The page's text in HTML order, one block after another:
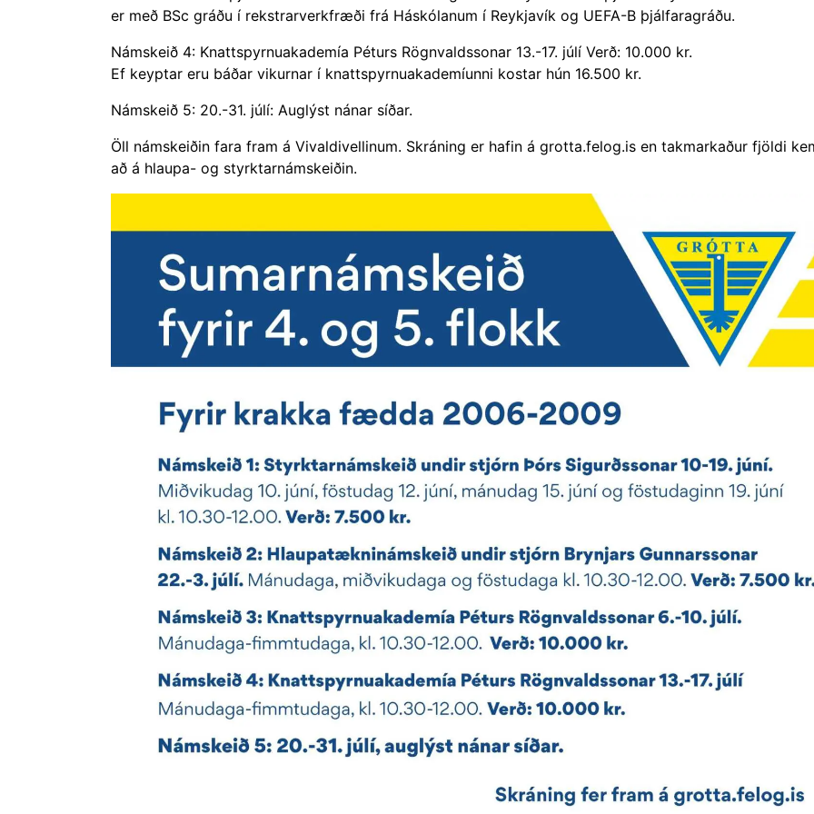
er með BSc gráðu í rekstrarverkfræði frá Háskólanum í Reykjavík og UEFA-B þjálfaragráðu.
Námskeið 4: Knattspyrnuakademía Péturs Rögnvaldssonar 13.-17. júlí Verð: 10.000 kr.
Ef keyptar eru báðar vikurnar í knattspyrnuakademíunni kostar hún 16.500 kr.
Námskeið 5: 20.-31. júlí: Auglýst nánar síðar.
Öll námskeiðin fara fram á Vivaldivellinum. Skráning er hafin á grotta.felog.is en takmarkaður fjöldi
að á hlaupa- og styrktarnámskeiðin.